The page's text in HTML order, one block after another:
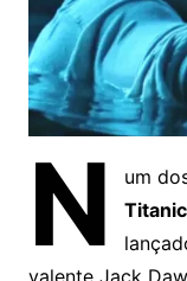
N
um
Titanic
valente Jack